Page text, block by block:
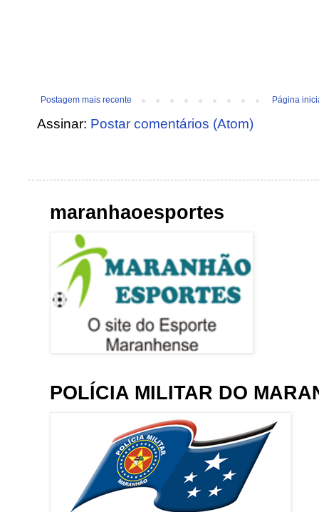
Postagem mais recente Página
Assinar: Postar comentários (Atom)
maranhaoesportes
POLÍCIA MILITAR DO